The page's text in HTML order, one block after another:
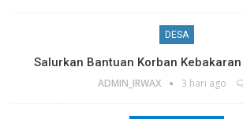
DESA
Salurkan Bantuan Korban Kebakaran
ADMIN_IRWAX 3 hari ago